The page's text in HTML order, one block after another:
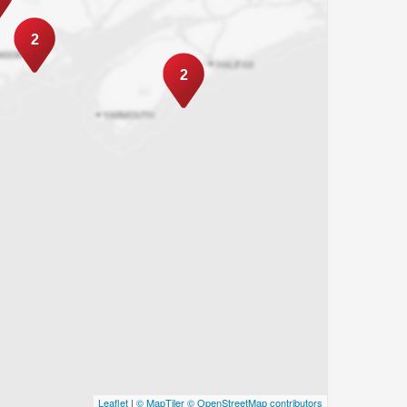
2
2
Leaflet | © MapTiler© OpenStreetMap contributors